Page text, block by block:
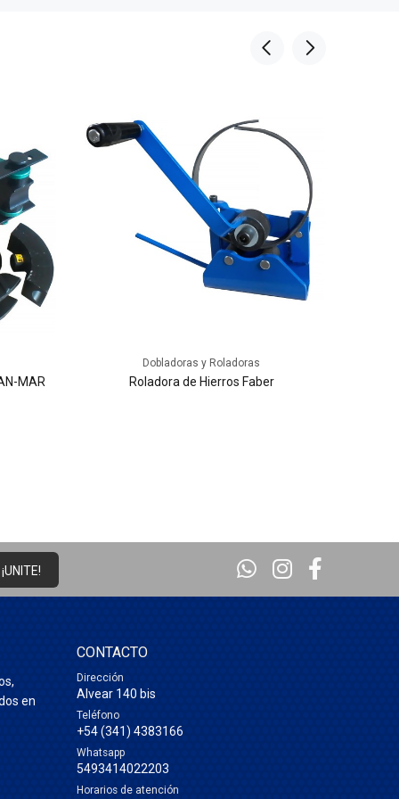
MAR
Dobladoras y Roladoras
Roladora de Hierros Faber
¡UNITE!
en
CONTACTO
Dirección
Alvear 140 bis
Teléfono
+54 (341) 4383166
Whatsapp
5493414022203
Horarios de atención